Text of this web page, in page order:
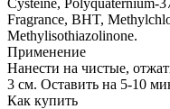
Fragrance, BHT,
Methylisothiazolinone.
Применение
Нанести на чистые,
3 см. Оставить на 5-10
Как купить